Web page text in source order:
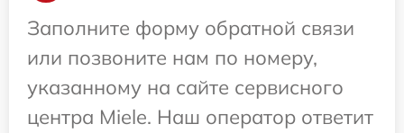
Заполните форму обратной связи
или позвоните нам по номеру,
указанному на сайте сервисного
центра Miele. Наш оператор ответит